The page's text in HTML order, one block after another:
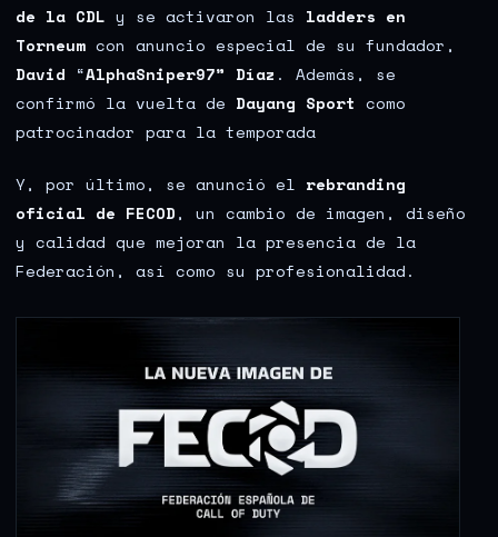
de la CDL y se activaron las ladders en
Torneum con anuncio especial de su fundador,
David “AlphaSniper97” Díaz . Además, se
confirmó la vuelta de Dayang Sport como
patrocinador para la temporada
Y, por último, se anunció el rebranding
oficial de FECOD, un cambio de imagen, diseño
y calidad que mejoran la presencia de la
Federación, así como su profesionalidad.